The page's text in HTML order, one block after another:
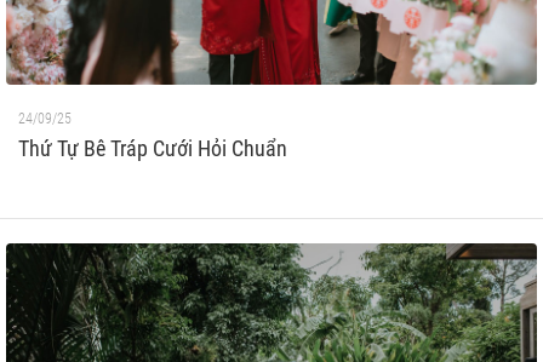
24/09/25
Thứ Tự Bê Tráp Cưới Hỏi Chuẩn